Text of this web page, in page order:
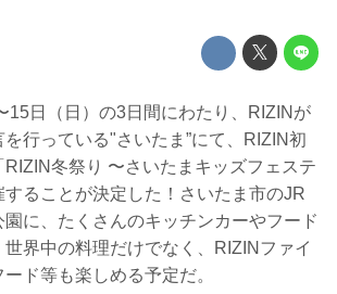
15日（日）の3日間にわたり、RIZINが
行っている"さいたま”にて、RIZIN初
冬祭り 〜さいたまキッズフェステ
することが決定した！さいたま市のJR
に、たくさんのキッチンカーやフード
界中の料理だけでなく、RIZINファイ
ド等も楽しめる予定だ。